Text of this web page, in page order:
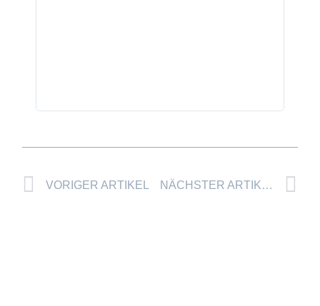
Prev
VORIGER ARTIKEL NÄCHSTER ARTIKEL